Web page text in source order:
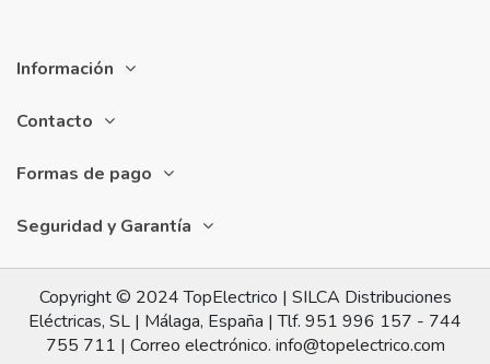
Información
Contacto
Formas de pago
Seguridad y Garantía
Copyright © 2024 TopElectrico | SILCA Distribuciones
Eléctricas, SL | Málaga, España | Tlf. 951 996 157 - 744
755 711 | Correo electrónico. info@topelectrico.com